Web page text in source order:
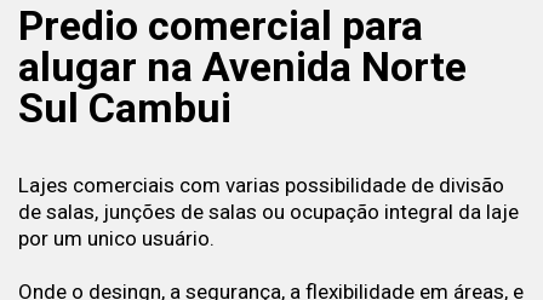
Predio comercial para
alugar na Avenida Norte
Sul Cambui
Lajes comerciais com varias possibilidade de divisão
de salas, junções de salas ou ocupação integral da laje
por um unico usuário.
Onde o desingn, a segurança, a flexibilidade em áreas, e